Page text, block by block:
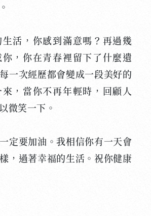
，你感到滿意嗎？再過幾
，你在青春裡留下了什麼遺
一次經歷都會變成一段美好的
來，當你不再年輕時，回顧人
微笑一下。
要加油。我相信你有一天會
，過著幸福的生活。祝你健康